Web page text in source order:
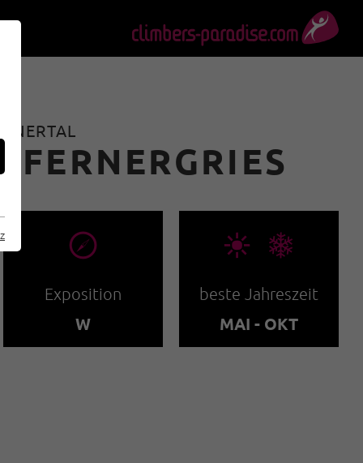
🞂
Exposition
W
🞀🖈
beste Jahreszeit
MAI - OKT